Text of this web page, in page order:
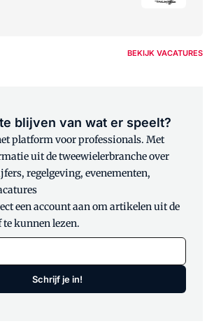
BEKIJK VACATURES
blijven van wat er speelt?
platform voor professionals. Met
uit de tweewielerbranche over
regelgeving, evenementen,
een account aan om artikelen uit de
kunnen lezen.
Schrijf je in!